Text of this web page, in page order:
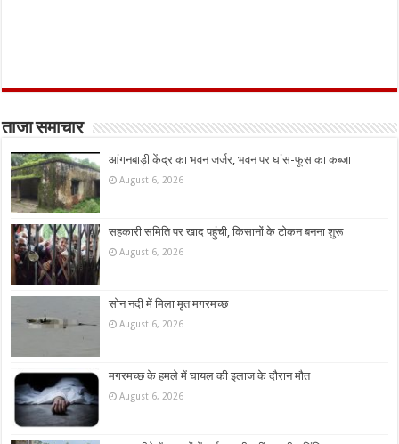
ताजा समाचार
आंगनबाड़ी केंद्र का भवन जर्जर, भवन पर घांस-फूस का कब्जा
August 6, 2026
सहकारी समिति पर खाद पहुंची, किसानों के टोकन बनना शुरू
August 6, 2026
सोन नदी में मिला मृत मगरमच्छ
August 6, 2026
मगरमच्छ के हमले में घायल की इलाज के दौरान मौत
August 6, 2026